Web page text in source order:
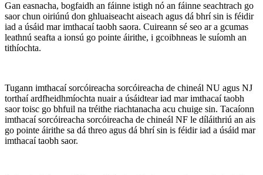
Gan easnacha, bogfaidh an fáinne istigh nó an fáinne seachtrach go
saor chun oiriúnú don ghluaiseacht aiseach agus dá bhrí sin is féidir
iad a úsáid mar imthacaí taobh saora. Cuireann sé seo ar a gcumas
leathnú seafta a ionsú go pointe áirithe, i gcoibhneas le suíomh an
tithíochta.
Tugann imthacaí sorcóireacha sorcóireacha de chineál NU agus NJ
torthaí ardfheidhmíochta nuair a úsáidtear iad mar imthacaí taobh
saor toisc go bhfuil na tréithe riachtanacha acu chuige sin. Tacaíonn
imthacaí sorcóireacha sorcóireacha de chineál NF le díláithriú an ais
go pointe áirithe sa dá threo agus dá bhrí sin is féidir iad a úsáid mar
imthacaí taobh saor.